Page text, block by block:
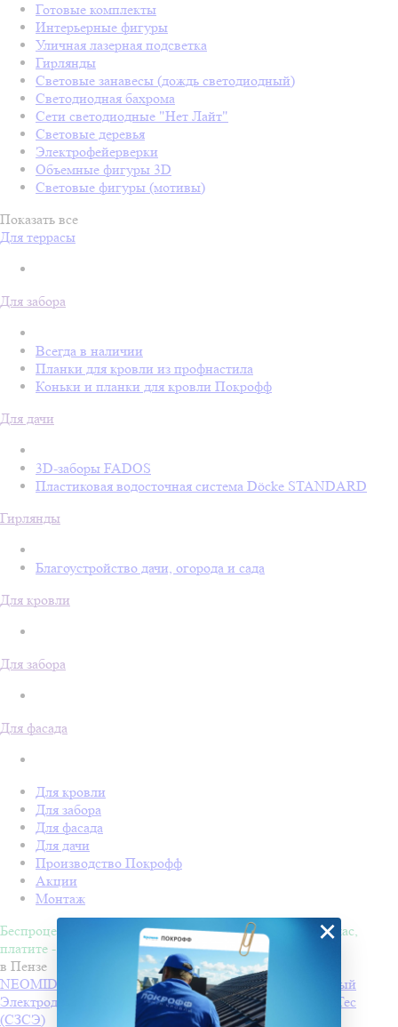
Готовые комплекты
Интерьерные фигуры
Уличная лазерная подсветка
Гирлянды
Световые занавесы (дождь светодиодный)
Светодиодная бахрома
Сети светодиодные "Нет Лайт"
Световые деревья
Электрофейерверки
Объемные фигуры 3D
Световые фигуры (мотивы)
Показать все
Для террасы
Для забора
Всегда в наличии
Планки для кровли из профнастила
Коньки и планки для кровли Покрофф
Для дачи
3D-заборы FADOS
Пластиковая водосточная система Döcke STANDARD
Гирлянды
Благоустройство дачи, огорода и сада
Для кровли
Для забора
Для фасада
Для кровли
Для забора
Для фасада
Для дачи
Производство Покрофф
Акции
Монтаж
Беспроцентная рассрочка на 4 месяца. Покупайте - сейчас,
платите - потом!
в Пензе
NEOMID 430 eco Антисептик-консервант невымываемый
Электроды РЦ ТМ MONOLITH Производитель
PlasmaTec
(СЗСЭ)
×